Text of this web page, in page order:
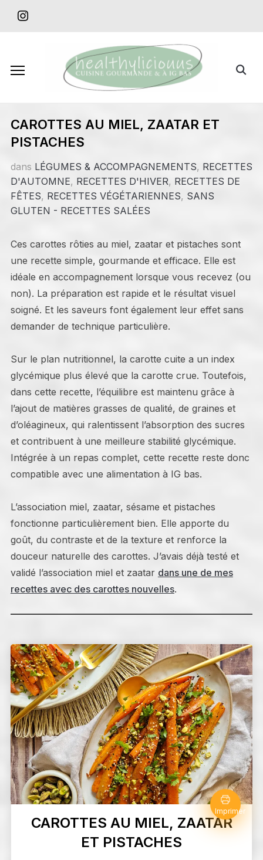
instagram
Search
CAROTTES AU MIEL, ZAATAR ET
PISTACHES
dans LÉGUMES & ACCOMPAGNEMENTS, RECETTES
D'AUTOMNE, RECETTES D'HIVER, RECETTES DE
FÊTES, RECETTES VÉGÉTARIENNES, SANS
GLUTEN - RECETTES SALÉES
Ces carottes rôties au miel, zaatar et pistaches sont
une recette simple, gourmande et efficace. Elle est
idéale en accompagnement lorsque vous recevez (ou
non). La préparation est rapide et le résultat visuel
soigné. Et les saveurs font également leur effet sans
demander de technique particulière.
Sur le plan nutritionnel, la carotte cuite a un index
glycémique plus élevé que la carotte crue. Toutefois,
dans cette recette, l’équilibre est maintenu grâce à
l’ajout de matières grasses de qualité, de graines et
d’oléagineux, qui ralentissent l’absorption des sucres
et contribuent à une meilleure stabilité glycémique.
Intégrée à un repas complet, cette recette reste donc
compatible avec une alimentation à IG bas.
L’association miel, zaatar, sésame et pistaches
fonctionne particulièrement bien. Elle apporte du
goût, du contraste et de la texture et renforce la
douceur naturelle des carottes. J’avais déjà testé et
validé l’association miel et zaatar dans une de mes
recettes avec des carottes nouvelles.
Imprimer
CAROTTES AU MIEL, ZAATAR
ET PISTACHES